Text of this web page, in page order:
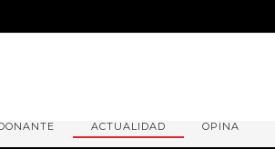
ACTUALIDAD OPINA